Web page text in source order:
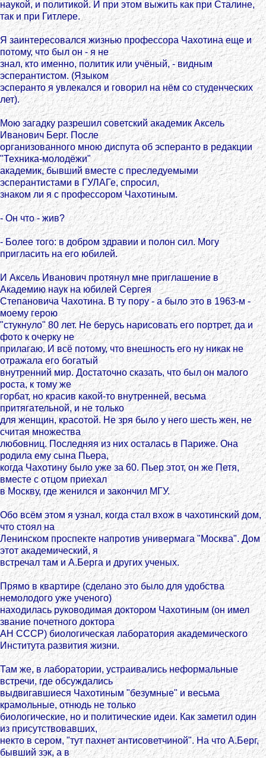
наукой, и политикой. И при этом выжить как при Сталине,
так и при Гитлере.
Я заинтересовался жизнью профессора Чахотина еще и
потому, что был он - я не
знал, кто именно, политик или учёный, - видным
эсперантистом. (Языком
эсперанто я увлекался и говорил на нём со студенческих
лет).
Мою загадку разрешил советский академик Аксель
Иванович Берг. После
организованного мною диспута об эсперанто в редакции
"Техника-молодёжи"
академик, бывший вместе с преследуемыми
эсперантистами в ГУЛАГе, спросил,
знаком ли я с профессором Чахотиным.
- Он что - жив?
- Более того: в добром здравии и полон сил. Могу
пригласить на его юбилей.
И Аксель Иванович протянул мне приглашение в
Академию наук на юбилей Сергея
Степановича Чахотина. В ту пору - а было это в 1963-м -
моему герою
"стукнуло" 80 лет. Не берусь нарисовать его портрет, да и
фото к очерку не
прилагаю. И всё потому, что внешность его ну никак не
отражала его богатый
внутренний мир. Достаточно сказать, что был он малого
роста, к тому же
горбат, но красив какой-то внутренней, весьма
притягательной, и не только
для женщин, красотой. Не зря было у него шесть жен, не
считая множества
любовниц. Последняя из них осталась в Париже. Она
родила ему сына Пьера,
когда Чахотину было уже за 60. Пьер этот, он же Петя,
вместе с отцом приехал
в Москву, где женился и закончил МГУ.
Обо всём этом я узнал, когда стал вхож в чахотинский дом,
что стоял на
Ленинском проспекте напротив универмага "Москва". Дом
этот академический, я
встречал там и А.Берга и других ученых.
Прямо в квартире (сделано это было для удобства
немолодого уже ученого)
находилась руководимая доктором Чахотиным (он имел
звание почетного доктора
АН СССР) биологическая лаборатория академического
Института развития жизни.
Там же, в лаборатории, устраивались неформальные
встречи, где обсуждались
выдвигавшиеся Чахотиным "безумные" и весьма
крамольные, отнюдь не только
биологические, но и политические идеи. Как заметил один
из присутствовавших,
некто в сером, "тут пахнет антисоветчиной". На что А.Берг,
бывший зэк, а в